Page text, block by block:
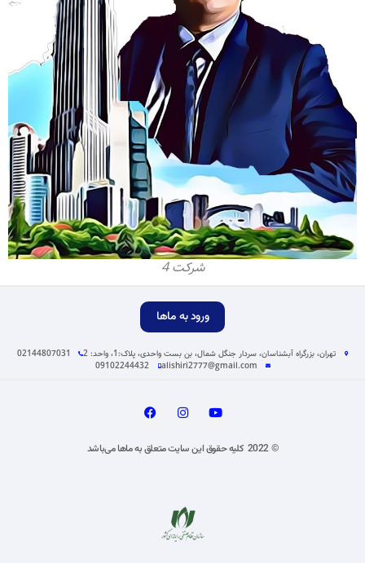
شرکت 4
تهران، بزرگراه آبشناسان، سردار جنگل شمال، بن بست واحدی، پلاک:1، واحد: 2
02144807031
alishiri2777@gmail.com
09102244432
ورود به ماها
© 2022 کلیه حقوق این سایت متعلق به ماها می‌باشد